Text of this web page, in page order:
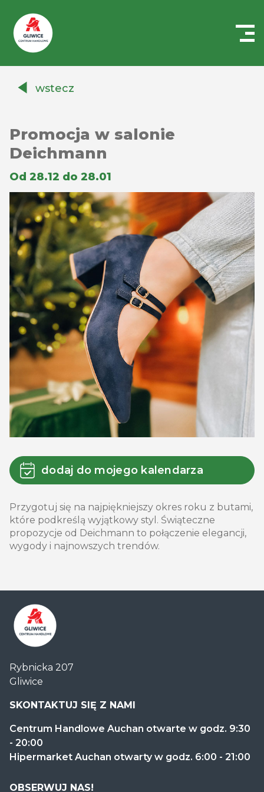
Auchanwstecz
Promocja w salonie
Deichmann
Od 28.12 do 28.01
dodaj do mojego kalendarza
Przygotuj się na najpiękniejszy okres roku z butami,
które podkreślą wyjątkowy styl. Świąteczne
propozycje od Deichmann to połączenie elegancji,
wygody i najnowszych trendów.
Handlowe
Auchan
Gliwice
Rybnicka 207
Gliwice
SKONTAKTUJ SIĘ Z NAMI
Centrum Handlowe Auchan otwarte w godz. 9:30
- 20:00
Hipermarket Auchan otwarty w godz. 6:00 - 21:00
OBSERWUJ NAS!